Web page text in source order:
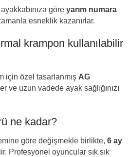
göre yarım numara
esneklik kazanırlar.
krampon kullanılabilir
için özel tasarlanmış AG
ve uzun vadede ayak sağlığınızı
ne kadar?
göre değişmekle birlikte, 6 ay
Profesyonel oyuncular sık sık